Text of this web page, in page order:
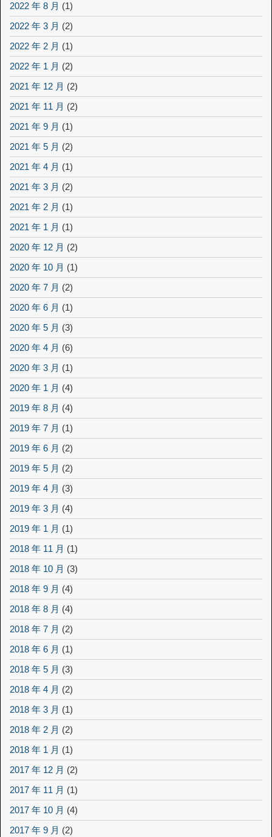
2022 年 8 月 (1)
2022 年 3 月 (2)
2022 年 2 月 (1)
2022 年 1 月 (2)
2021 年 12 月 (2)
2021 年 11 月 (2)
2021 年 9 月 (1)
2021 年 5 月 (2)
2021 年 4 月 (1)
2021 年 3 月 (2)
2021 年 2 月 (1)
2021 年 1 月 (1)
2020 年 12 月 (2)
2020 年 10 月 (1)
2020 年 7 月 (2)
2020 年 6 月 (1)
2020 年 5 月 (3)
2020 年 4 月 (6)
2020 年 3 月 (1)
2020 年 1 月 (4)
2019 年 8 月 (4)
2019 年 7 月 (1)
2019 年 6 月 (2)
2019 年 5 月 (2)
2019 年 4 月 (3)
2019 年 3 月 (4)
2019 年 1 月 (1)
2018 年 11 月 (1)
2018 年 10 月 (3)
2018 年 9 月 (4)
2018 年 8 月 (4)
2018 年 7 月 (2)
2018 年 6 月 (1)
2018 年 5 月 (3)
2018 年 4 月 (2)
2018 年 3 月 (1)
2018 年 2 月 (2)
2018 年 1 月 (1)
2017 年 12 月 (2)
2017 年 11 月 (1)
2017 年 10 月 (4)
2017 年 9 月 (2)